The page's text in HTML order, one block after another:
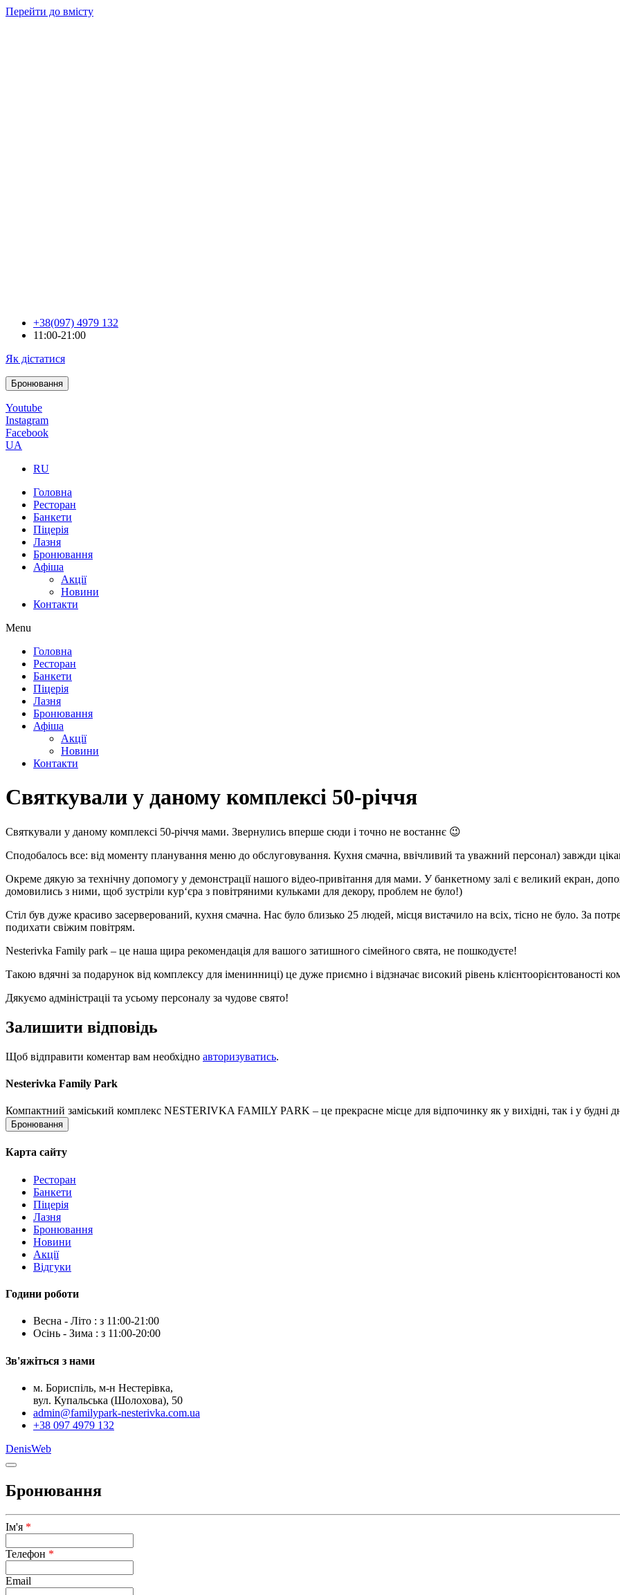
Перейти до вмісту
+38(097) 4979 132
11:00-21:00
Як дістатися
Бронювання
Youtube
Instagram
Facebook
UA
RU
Головна
Ресторан
Банкети
Піцерія
Лазня
Бронювання
Афіша
Акції
Новини
Контакти
Menu
Головна
Ресторан
Банкети
Піцерія
Лазня
Бронювання
Афіша
Акції
Новини
Контакти
Святкували у даному комплексі 50-річчя
Святкували у даному комплексі 50-річчя мами. Звернулись вперше сюди і точно не востаннє 😉
Сподобалось все: від моменту планування меню до обслуговування. Кухня смачна, ввічливий та уважний персонал) завжди
Окреме дякую за технічну допомогу у демонстрації нашого відео-привітання для мами. У банкетному залі є великий екран,
домовились з ними, щоб зустріли кур‘єра з повітряними кульками для декору, проблем не було!)
Стіл був дуже красиво засерверований, кухня смачна. Нас було близько 25 людей, місця вистачило на всіх, тісно не було. За
подихати свіжим повітрям.
Nesterivka Family park – це наша щира рекомендація для вашого затишного сімейного свята, не пошкодуєте!
Такою вдячні за подарунок від комплексу для іменинниці) це дуже приємно і відзначає високий рівень клієнтоорієнтованості
Дякуємо адміністраціі та усьому персоналу за чудове свято!
Залишити відповідь
Щоб відправити коментар вам необхідно авторизуватись.
Nesterivka Family Park
Компактний заміський комплекс NESTERIVKA FAMILY PARK – це прекрасне місце для відпочинку як у вихідні, так і у будні
Бронювання
Карта сайту
Ресторан
Банкети
Піцерія
Лазня
Бронювання
Новини
Акції
Відгуки
Години роботи
Весна - Літо : з 11:00-21:00
Осінь - Зима : з 11:00-20:00
Зв'яжіться з нами
м. Бориспіль, м-н Нестерівка,
вул. Купальська (Шолохова), 50
admin@familypark-nesterivka.com.ua
+38 097 4979 132
DenisWeb
Бронювання
Ім'я *
Телефон *
Email